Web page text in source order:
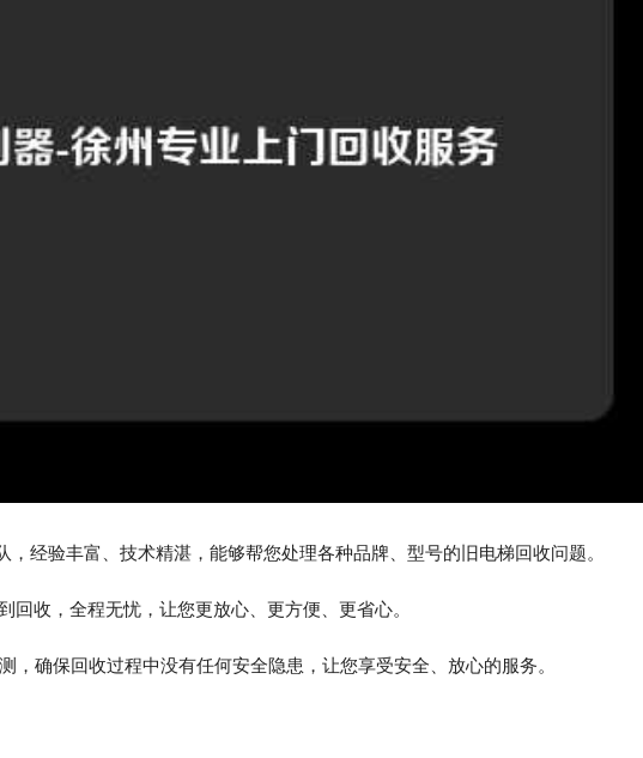
经验丰富、技术精湛，能够帮您处理各种品牌、型号的旧电梯回收问题。
收，全程无忧，让您更放心、更方便、更省心。
确保回收过程中没有任何安全隐患，让您享受安全、放心的服务。